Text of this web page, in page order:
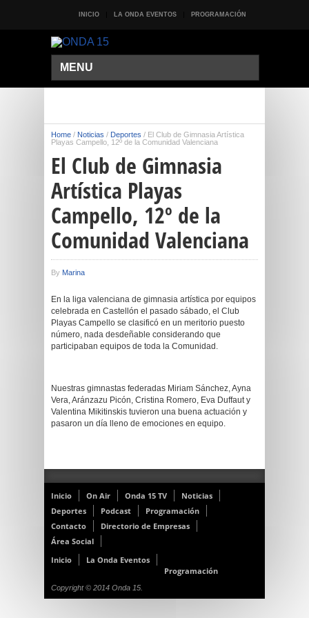
INICIO LA ONDA EVENTOS PROGRAMACIÓN
MENU
Home / Noticias / Deportes / El Club de Gimnasia Artística
Playas Campello, 12º de la Comunidad Valenciana
El Club de Gimnasia
Artística Playas
Campello, 12º de la
Comunidad Valenciana
By Marina
En la liga valenciana de gimnasia artística por equipos
celebrada en Castellón el pasado sábado, el Club
Playas Campello se clasificó en un meritorio puesto
número, nada desdeñable considerando que
participaban equipos de toda la Comunidad.
Nuestras gimnastas federadas Miriam Sánchez, Ayna
Vera, Aránzazu Picón, Cristina Romero, Eva Duffaut y
Valentina Mikitinskis tuvieron una buena actuación y
pasaron un día lleno de emociones en equipo.
Inicio On Air Onda 15 TV
Noticias
Deportes
Podcast
Programación
Contacto
Directorio de Empresas
Área Social
Inicio
La Onda Eventos
Programación
Copyright © 2014 Onda 15.